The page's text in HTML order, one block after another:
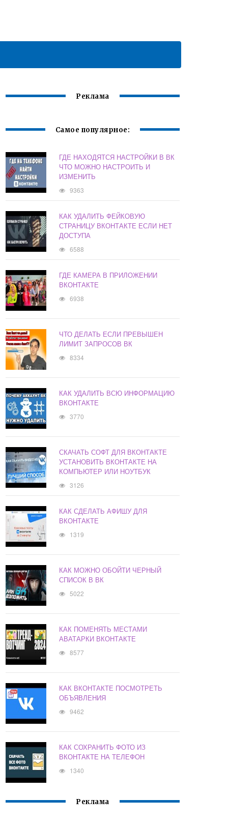
Реклама
Самое популярное:
ГДЕ НАХОДЯТСЯ НАСТРОЙКИ В ВК
ЧТО МОЖНО НАСТРОИТЬ И
ИЗМЕНИТЬ
9363
КАК УДАЛИТЬ ФЕЙКОВУЮ
СТРАНИЦУ ВКОНТАКТЕ ЕСЛИ НЕТ
ДОСТУПА
6588
ГДЕ КАМЕРА В ПРИЛОЖЕНИИ
ВКОНТАКТЕ
6938
ЧТО ДЕЛАТЬ ЕСЛИ ПРЕВЫШЕН
ЛИМИТ ЗАПРОСОВ ВК
8334
КАК УДАЛИТЬ ВСЮ ИНФОРМАЦИЮ
ВКОНТАКТЕ
3770
СКАЧАТЬ СОФТ ДЛЯ ВКОНТАКТЕ
УСТАНОВИТЬ ВКОНТАКТЕ НА
КОМПЬЮТЕР ИЛИ НОУТБУК
3126
КАК СДЕЛАТЬ АФИШУ ДЛЯ
ВКОНТАКТЕ
1319
КАК МОЖНО ОБОЙТИ ЧЕРНЫЙ
СПИСОК В ВК
5022
КАК ПОМЕНЯТЬ МЕСТАМИ
АВАТАРКИ ВКОНТАКТЕ
8577
КАК ВКОНТАКТЕ ПОСМОТРЕТЬ
ОБЪЯВЛЕНИЯ
9462
КАК СОХРАНИТЬ ФОТО ИЗ
ВКОНТАКТЕ НА ТЕЛЕФОН
1340
Реклама